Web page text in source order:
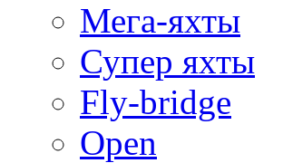
Мега-яхты
Супер яхты
Fly-bridge
Open